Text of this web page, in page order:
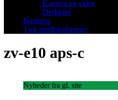
Kamera og video
Desktops
Business
Tjek bredbåndspriser
zv-e10 aps-c
Nyheder fra gl. site